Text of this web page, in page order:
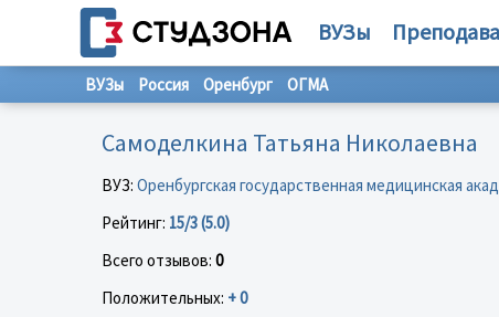
ВУЗы
ВУЗы Россия Оренбург ОГМА
Самоделкина Татьяна Николаевна
ВУЗ: Оренбургская государственная медицинская
Рейтинг: 15/3 (5.0)
Всего отзывов: 0
Положительных: + 0